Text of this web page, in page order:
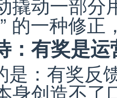
的一种修
：有奖是
是：有奖反
身创造不了